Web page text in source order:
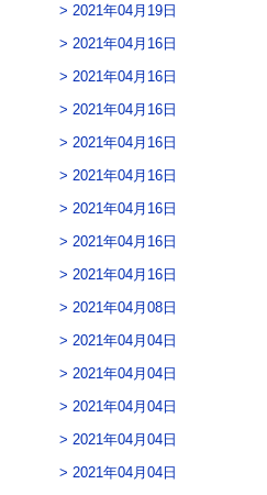
2021年04月19日
2021年04月16日
2021年04月16日
2021年04月16日
2021年04月16日
2021年04月16日
2021年04月16日
2021年04月16日
2021年04月16日
2021年04月08日
2021年04月04日
2021年04月04日
2021年04月04日
2021年04月04日
2021年04月04日